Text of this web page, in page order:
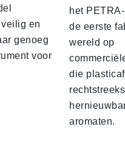
en
genoeg
voor
het
de eerste
wereld op
die
aromaten.